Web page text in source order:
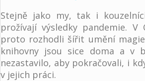
Stejně jako my, tak i
prožívají výsledky pandemie. V
proto rozhodli šířit umění
knihovny jsou sice doma a v
nezastavilo, aby pokračovali, i
v jejich práci.